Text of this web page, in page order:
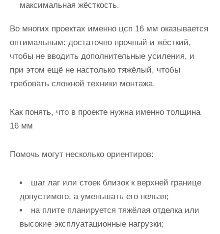
максимальная жёсткость.
Во многих проектах именно цсп 16 мм оказывается
оптимальным: достаточно прочный и жёсткий,
чтобы не вводить дополнительные усиления, и
при этом ещё не настолько тяжёлый, чтобы
требовать сложной техники монтажа.
Как понять, что в проекте нужна именно толщина
16 мм
Помочь могут несколько ориентиров:
шаг лаг или стоек близок к верхней границе
допустимого, а уменьшать его нельзя;
на плите планируется тяжёлая отделка или
высокие эксплуатационные нагрузки;